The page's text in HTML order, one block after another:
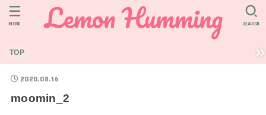
TOP
SEARCH
MENU
2020.08.16
moomin_2